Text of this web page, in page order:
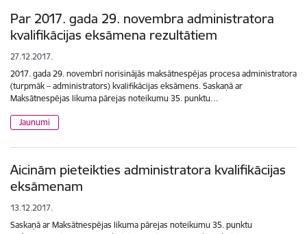
Par 2017. gada 29. novembra administratora
kvalifikācijas eksāmena rezultātiem
27.12.2017.
2017. gada 29. novembrī norisinājās maksātnespējas procesa administratora
(turpmāk – administrators) kvalifikācijas eksāmens. Saskaņā ar
Maksātnespējas likuma pārejas noteikumu 35. punktu…
Jaunumi
Aicinām pieteikties administratora kvalifikācijas
eksāmenam
13.12.2017.
Saskaņā ar Maksātnespējas likuma pārejas noteikumu 35. punktu